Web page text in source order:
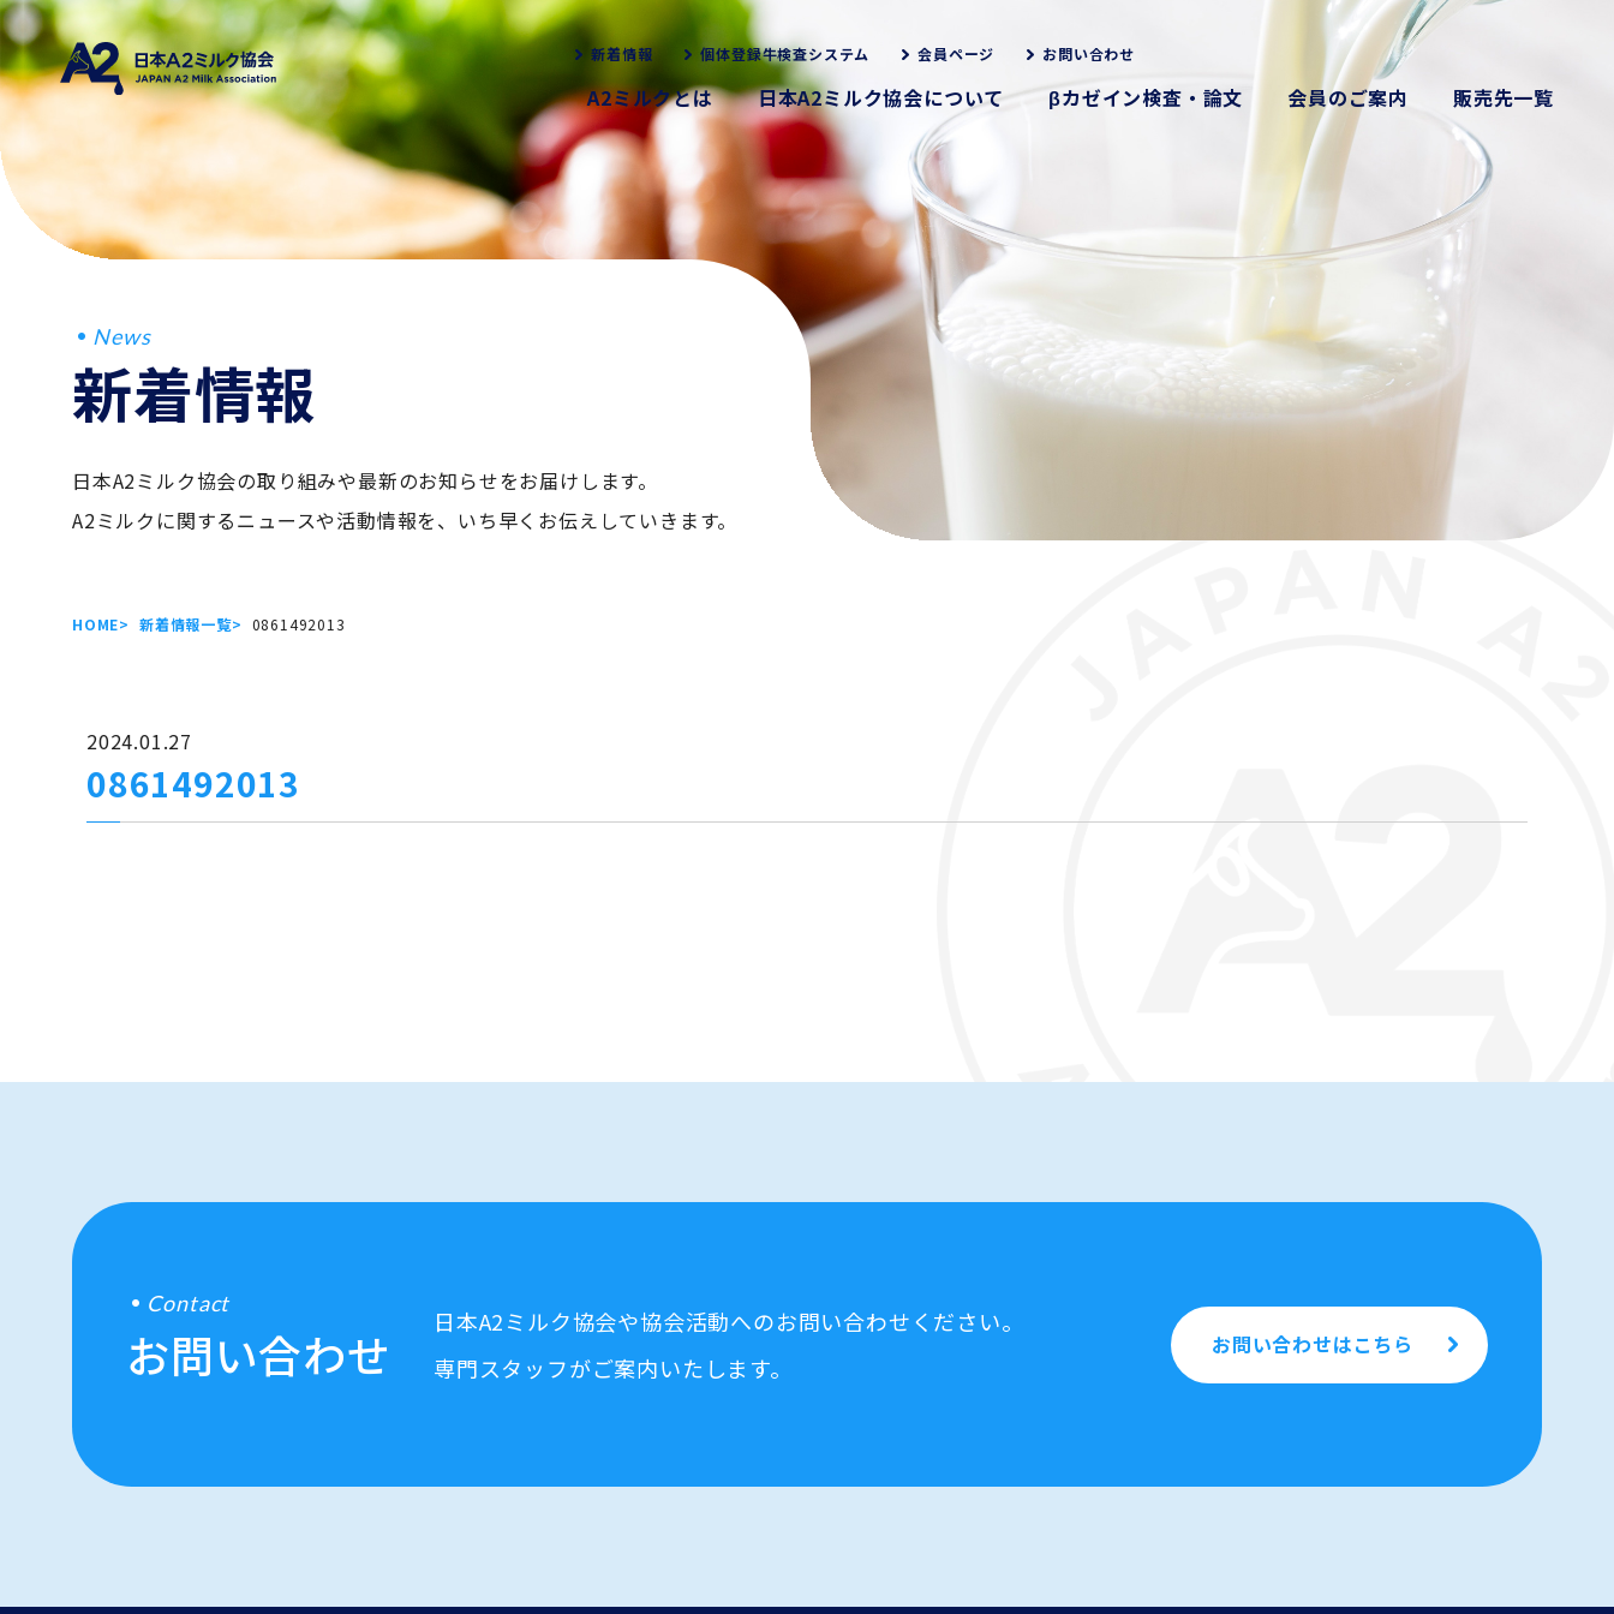
新着情報 個体登録牛検査システム 会員ページ お問い合わせ
A2ミルクとは 日本A2ミルク協会について βカゼイン検査・論文 会員のご案内 販売先一覧
News
新着情報
日本A2ミルク協会の取り組みや最新のお知らせをお届けします。
A2ミルクに関するニュースや活動情報を、いち早くお伝えしていきます。
HOME 新着情報一覧 0861492013
2024.01.27
0861492013
Contact
お問い合わせ
日本A2ミルク協会や協会活動へのお問い合わせください。
専門スタッフがご案内いたします。
お問い合わせはこちら